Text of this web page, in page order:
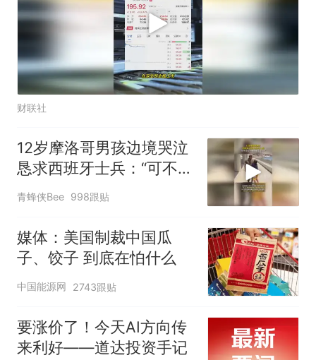
财联社
12岁摩洛哥男孩边境哭泣
恳求西班牙士兵：“可不可
以不要把我遣返回国”
青蜂侠Bee 998跟贴
媒体：美国制裁中国瓜
子、饺子 到底在怕什么
中国能源网 2743跟贴
要涨价了！今天AI方向传
来利好——道达投资手记